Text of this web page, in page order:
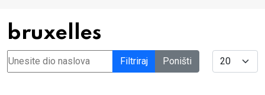
bruxelles
Unesite dio naslova Filtriraj Poništi Display #